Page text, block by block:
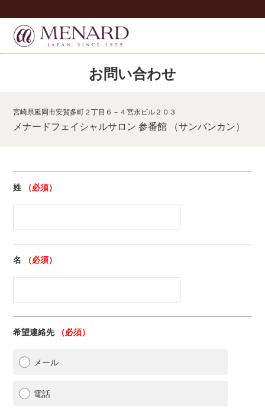
お問い合わせ
宮崎県延岡市安賀多町２丁目６－４宮永ビル２０３
メナードフェイシャルサロン 参番館 （サンバンカン）
姓 （必須）
名 （必須）
希望連絡先 （必須）
メール
電話